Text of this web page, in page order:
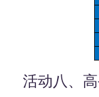
活动八、高